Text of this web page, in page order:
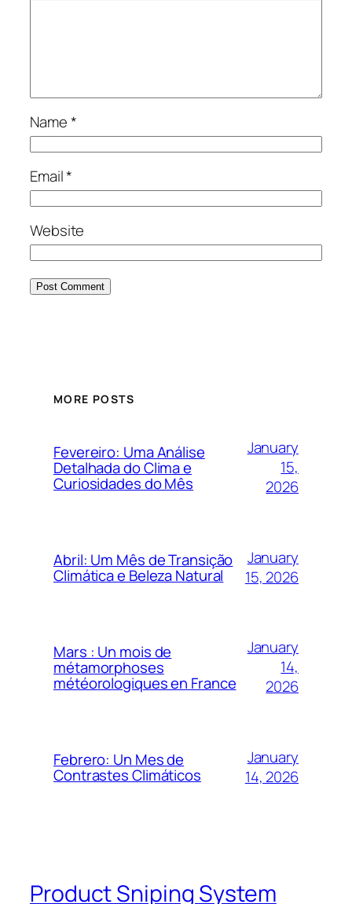
Name*
Email*
Website
MORE POSTS
Fevereiro: Uma Análise
Detalhada do Clima e
Curiosidades do Mês
January
15,
2026
Abril: Um Mês de Transição
Climática e Beleza Natural
January
15, 2026
Mars : Un mois de
métamorphoses
météorologiques en France
January
14,
2026
Febrero: Un Mes de
Contrastes Climáticos
January
14, 2026
Product Sniping System